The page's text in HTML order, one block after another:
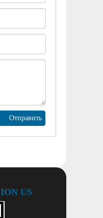
Отправить
US